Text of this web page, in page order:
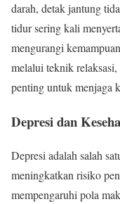
darah, detak jantung
tidur sering kali
mengurangi
melalui teknik
penting untuk menjaga
Depresi dan
Depresi adalah salah
meningkatkan risiko
mempengaruhi pola